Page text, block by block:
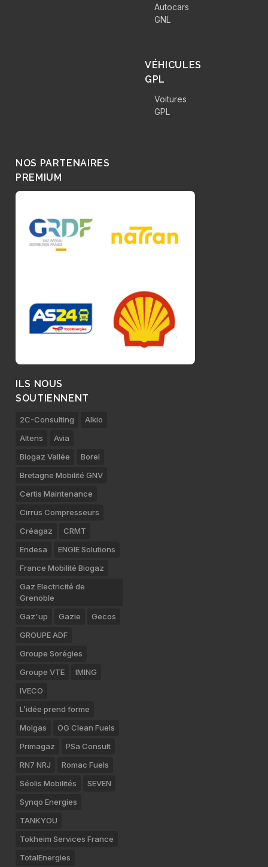
Autocars
GNL
VÉHICULES
GPL
Voitures
GPL
NOS PARTENAIRES
PREMIUM
ILS NOUS
SOUTIENNENT
2C-Consulting
Alkio
Altens
Avia
Biogaz Vallée
Borel
Bretagne Mobilité GNV
Certis Maintenance
Cirrus Compresseurs
Créagaz
CRMT
Endesa
ENGIE Solutions
France Mobilité Biogaz
Gaz Electricité de
Grenoble
Gaz'up
Gazie
Gecos
GROUPE ADF
Groupe Sorégies
Groupe VTE
IMING
IVECO
L’idée prend forme
Molgas
OG Clean Fuels
Primagaz
PSa Consult
RN7 NRJ
Romac Fuels
Séolis Mobilités
SEVEN
Synqo Energies
TANKYOU
Tokheim Services France
TotalEnergies